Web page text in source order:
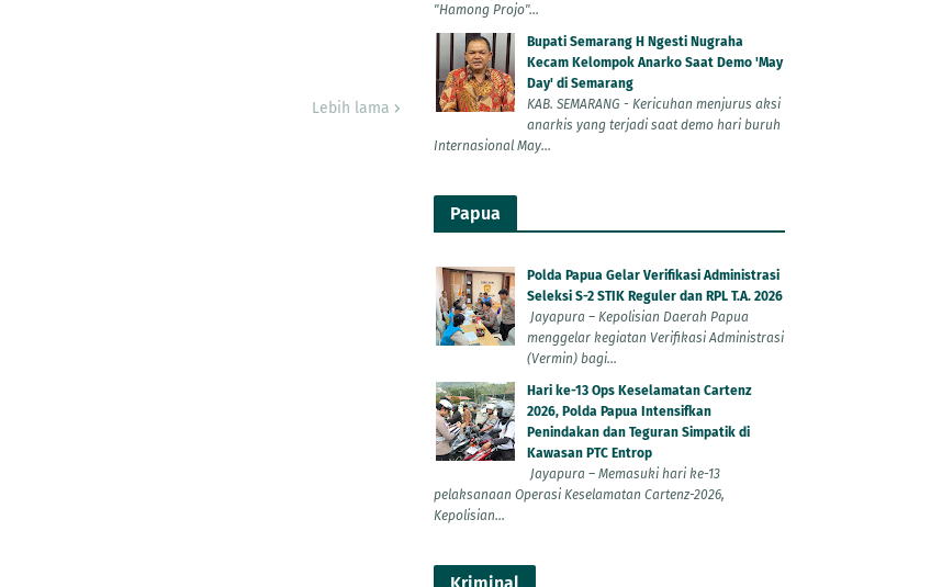
Lebih lama
"Hamong Projo"...
Bupati Semarang H Ngesti Nugraha
Kecam Kelompok Anarko Saat Demo 'May
Day' di Semarang
KAB. SEMARANG - Kericuhan menjurus aksi
anarkis yang terjadi saat demo hari buruh
Internasional May...
Papua
Polda Papua Gelar Verifikasi Administrasi
Seleksi S-2 STIK Reguler dan RPL T.A. 2026
Jayapura – Kepolisian Daerah Papua
menggelar kegiatan Verifikasi Administrasi
(Vermin) bagi...
Hari ke-13 Ops Keselamatan Cartenz
2026, Polda Papua Intensifkan
Penindakan dan Teguran Simpatik di
Kawasan PTC Entrop
Jayapura – Memasuki hari ke-13
pelaksanaan Operasi Keselamatan Cartenz-2026,
Kepolisian...